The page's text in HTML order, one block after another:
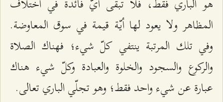
المظاهر ولا يعود لها أيّة قيمة في سوق المعاوضة.
وفي تلك المرتبة ينتفي كلّ شي‌ء؛ فهناك الصلاة
والركوع والسجود والخلوة والعبادة وكلّ شي‌ء هناك
عبارة عن شي‌ء واحد فقط؛ وهو تجلّي الباري تعالى.